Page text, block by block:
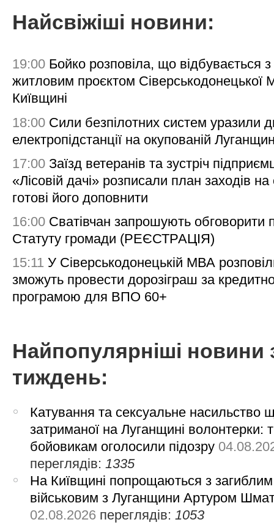
Найсвіжіші новини:
19:00 Бойко розповіла, що відбувається з
житловим проєктом Сіверськодонецької
Київщині
18:00 Сили безпілотних систем уразили
електропідстанції на окупованій
17:00 Заїзд ветеранів та зустріч
«Лісовій дачі» розписали план заходів на
готові його доповнити
16:00 Сватівчан запрошують обговорити
Статуту громади (РЕЄСТРАЦІЯ)
15:11 У Сіверськодонецькій МВА
зможуть провести дорозіграш за
програмою для ВПО 60+
Найпопулярніші новини
тиждень:
Катування та сексуальне насильство
затриманої на Луганщині волонтерки:
бойовикам оголосили підозру
переглядів:1335
На Київщині попрощаються з загиблим
військовим з Луганщини Артуром
02.08.2026 переглядів:1053